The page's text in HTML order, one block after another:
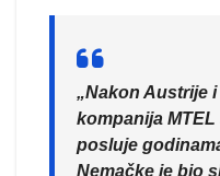
„Nakon Austrije
kompanija
posluje
Nemačke je bio